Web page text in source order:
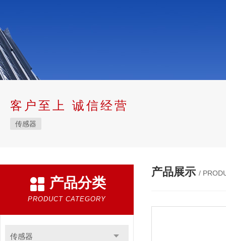
客户至上 诚信经营
传感器
产品分类
PRODUCT CATEGORY
传感器
产品展示 /